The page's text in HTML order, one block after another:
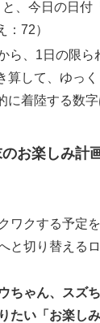
と、今日の日付
：72）
ら、1日の限ら
算して、ゆっ
着陸する数字
のお楽しみ計
ワクする予定
と切り替える
ちゃん、スズ
たい「お楽し